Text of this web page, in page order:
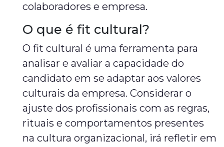
colaboradores e empresa.
O que é fit cultural?
O fit cultural é uma ferramenta para
analisar e avaliar a capacidade do
candidato em se adaptar aos valores
culturais da empresa. Considerar o
ajuste dos profissionais com as regras,
rituais e comportamentos presentes
na cultura organizacional, irá refletir em